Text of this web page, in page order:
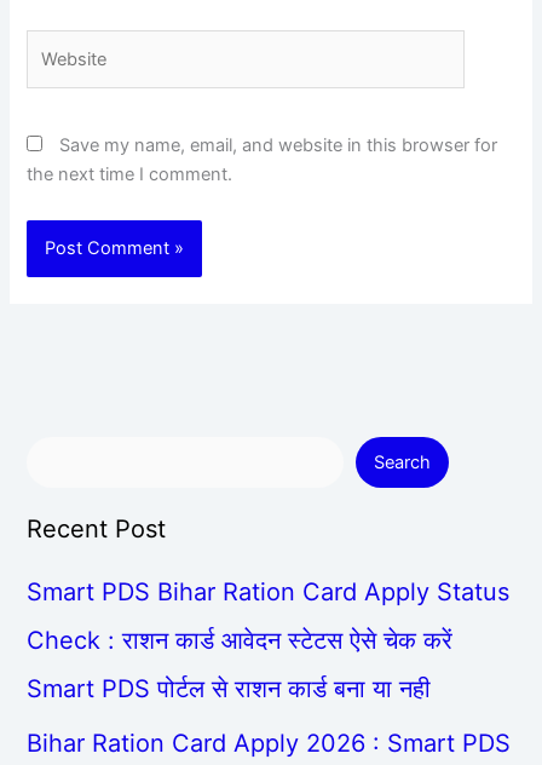
Save my name, email, and website in this browser for
the next time I comment.
Search
Recent Post
Smart PDS Bihar Ration Card Apply Status
Check : राशन कार्ड आवेदन स्टेटस ऐसे चेक करें
Smart PDS पोर्टल से राशन कार्ड बना या नही
Bihar Ration Card Apply 2026 : Smart PDS